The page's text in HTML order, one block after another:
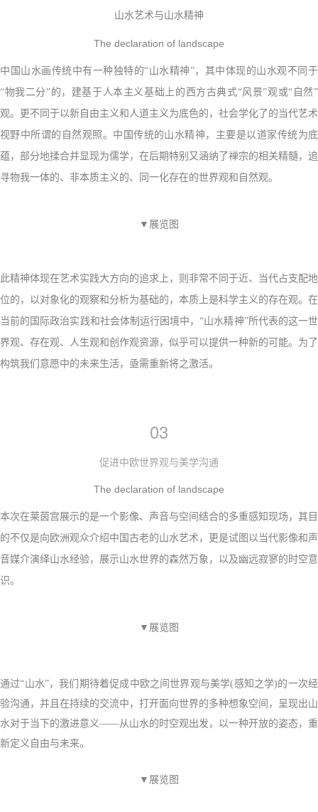
山水艺术与山水精神
The declaration of landscape
中国山水画传统中有一种独特的“山水精神”，其中体现的山水观不同于
“物我二分”的，建基于人本主义基础上的西方古典式“风景”观或“自然”
观。更不同于以新自由主义和人道主义为底色的，社会学化了的当代艺术
视野中所谓的自然观照。中国传统的山水精神，主要是以道家传统为底
蕴，部分地揉合并显现为儒学，在后期特别又涵纳了禅宗的相关精髓，追
寻物我一体的、非本质主义的、同一化存在的世界观和自然观。
▼展览图
此精神体现在艺术实践大方向的追求 上，则非常不同于近、当代占支配地
位的，以对象化的观察和分析为基础的，本质上是科学主义的存在观。在
当前的国际政治实践和社会体制运行困境中，“山水精神”所代表的这一世
界观、存在观、人生观和创作观资源，似乎可以提供一种新的可能。为了
构筑我们意愿中的未来生活，亟需重新将之激活。
03
促进中欧世界观与美学沟通
The declaration of landscape
本次在莱茵宫展示的是一个影像、声音与空间结合的多重感知现场，其目
的不仅是向欧洲观众介绍中国古老的山水艺术，更是试图以当代影像和声
音媒介演绎山水经验，展示山水世界的森然万象，以及幽远寂寥的时空意
识。
▼展览图
通过“山水”，我们期待着促成中欧之间世界观与美学(感知之学)的一次经
验沟通，并且在持续的交流中，打开面向世界的多种想象空间，呈现出山
水对于当下的激进意义——从山水的时空观出发，以一种开放的姿态，重
新定义自由与未来。
▼展览图